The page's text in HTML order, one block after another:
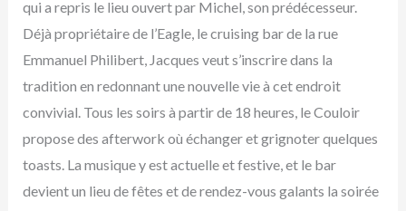
qui a repris le lieu ouvert par Michel, son prédécesseur.
Déjà propriétaire de l’Eagle, le cruising bar de la rue
Emmanuel Philibert, Jacques veut s’inscrire dans la
tradition en redonnant une nouvelle vie à cet endroit
convivial. Tous les soirs à partir de 18 heures, le Couloir
propose des afterwork où échanger et grignoter quelques
toasts. La musique y est actuelle et festive, et le bar
devient un lieu de fêtes et de rendez-vous galants la soirée